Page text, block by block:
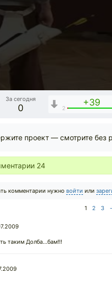
За сегодня
0
+39
2
проект — смотрите без
24
комментарии нужно войти или
1 2 3
таким Долба...бам!!!